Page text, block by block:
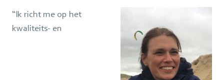
“Ik richt me op het
kwaliteits- en